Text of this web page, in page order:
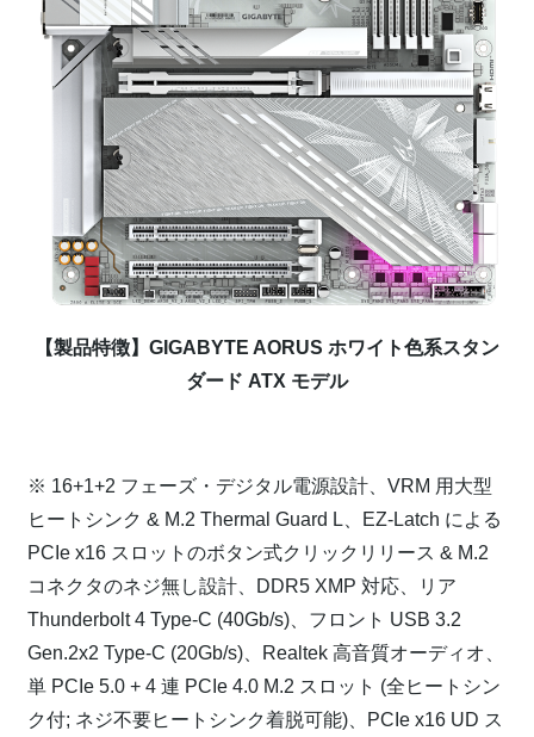
【製品特徴】GIGABYTE AORUS ホワイト色系スタン
ダード ATX モデル
※ 16+1+2 フェーズ・デジタル電源設計、VRM 用大型
ヒートシンク & M.2 Thermal Guard L、EZ-Latch による
PCIe x16 スロットのボタン式クリックリリース & M.2
コネクタのネジ無し設計、DDR5 XMP 対応、リア
Thunderbolt 4 Type-C (40Gb/s)、フロント USB 3.2
Gen.2x2 Type-C (20Gb/s)、Realtek 高音質オーディオ、
単 PCIe 5.0 + 4 連 PCIe 4.0 M.2 スロット (全ヒートシン
ク付; ネジ不要ヒートシンク着脱可能)、PCIe x16 UD ス